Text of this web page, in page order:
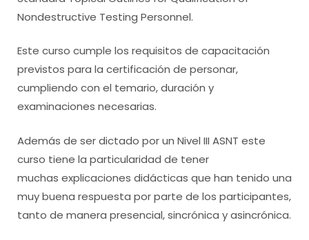
Nondestructive Testing Personnel.
Este curso cumple los requisitos de capacitación
previstos para la certificación de personar,
cumpliendo con el temario, duración y
examinaciones necesarias.
Además de ser dictado por un Nivel III ASNT este
curso tiene la particularidad de tener
muchas explicaciones didácticas que han tenido una
muy buena respuesta por parte de los participantes,
tanto de manera presencial, sincrónica y asincrónica.